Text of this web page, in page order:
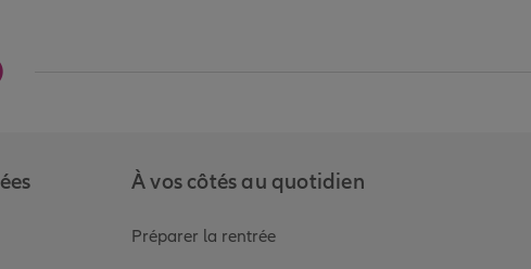
de Allianz
page Youtube de Allianz
sur la page Instagram de Allianz
À vos côtés au quotidien
Préparer la rentrée